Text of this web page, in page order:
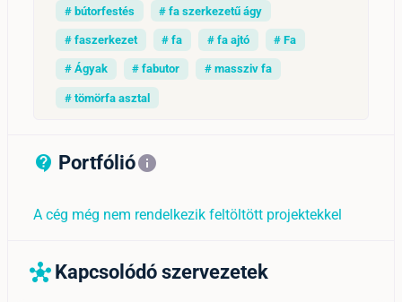
# bútorfestés # fa szerkezetű ágy
# faszerkezet # fa # fa ajtó # Fa
# Ágyak # fabutor # massziv fa
# tömörfa asztal
contact_support_outline
Portfólióinfo
A cég még nem rendelkezik feltöltött projektekkel
hub Kapcsolódó szervezetek